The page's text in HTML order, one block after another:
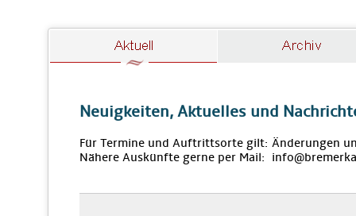
Neuigkeiten, Aktuelles und
Für Termine und Auftrittsorte gilt: Änderungen
Nähere Auskünfte gerne per Mail: